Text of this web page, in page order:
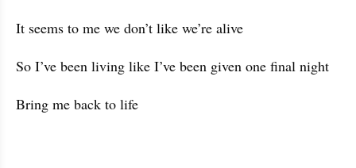
It seems to me we don’t like we’re alive
So I’ve been living like I’ve been given one final night
Bring me back to life